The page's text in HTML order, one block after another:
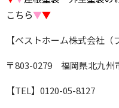
こちら▼▼
【ベストホーム株式会社（
〒803-0279 福岡県北九州
【TEL】0120-05-8127